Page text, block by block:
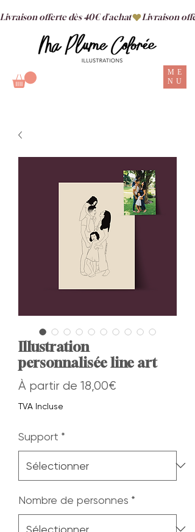
ME
NU
Livraison offerte dès 40€ d'achat
Illustration
personnalisée line art
À partir de 18,00€Prix
TVA Incluse
Support *
Nombre de personnes *